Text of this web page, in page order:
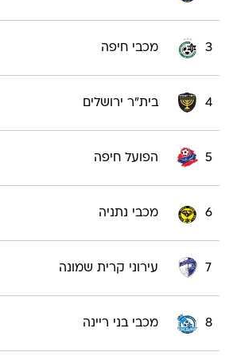
3 מכבי חיפה
4 בית"ר ירושלים
5 הפועל חיפה
6 מכבי נתניה
7 עירוני קרית שמונה
8 מכבי בני ריינה